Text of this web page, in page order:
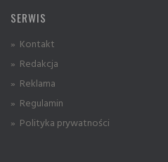
SERWIS
» Kontakt
» Redakcja
» Reklama
» Regulamin
» Polityka prywatności